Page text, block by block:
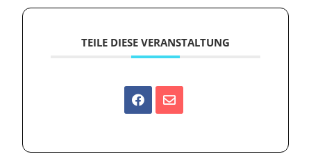
TEILE DIESE VERANSTALTUNG